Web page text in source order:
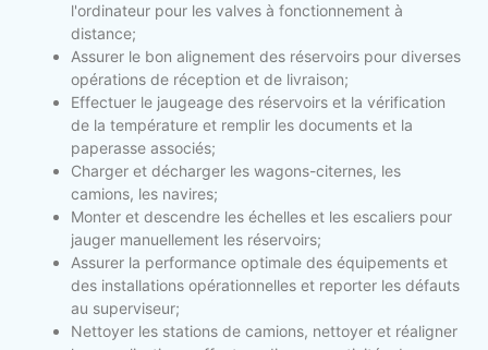
l'ordinateur pour les valves à fonctionnement à
distance;
Assurer le bon alignement des réservoirs pour diverses
opérations de réception et de livraison;
Effectuer le jaugeage des réservoirs et la vérification
de la température et remplir les documents et la
paperasse associés;
Charger et décharger les wagons-citernes, les
camions, les navires;
Monter et descendre les échelles et les escaliers pour
jauger manuellement les réservoirs;
Assurer la performance optimale des équipements et
des installations opérationnelles et reporter les défauts
au superviseur;
Nettoyer les stations de camions, nettoyer et réaligner